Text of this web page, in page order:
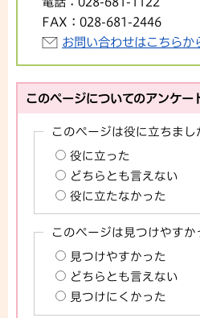
FAX： 028-681-2446
お問い合わせはこちらか
このページについてのアンケー
このページは役に立ちまし
役に立った
どちらとも言えない
役に立たなかった
このページは見つけやすか
見つけやすかった
どちらとも言えない
見つけにくかった